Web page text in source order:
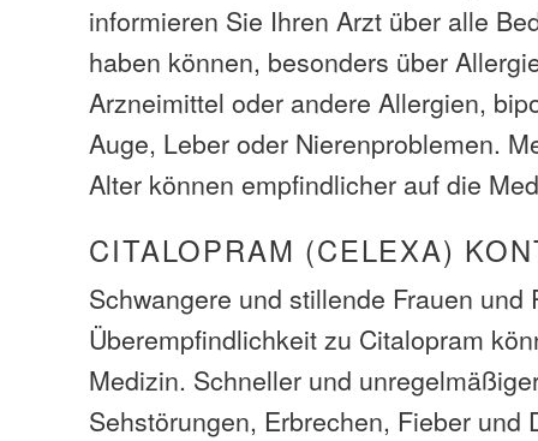
informieren Sie Ihren Arzt über alle
haben können, besonders über
Arzneimittel oder andere Allergien,
Auge, Leber oder Nierenproblemen.
Alter können empfindlicher auf die
CITALOPRAM (CELEXA)
Schwangere und stillende Frauen und
Überempfindlichkeit zu Citalopram
Medizin. Schneller und
Sehstörungen, Erbrechen, Fieber und